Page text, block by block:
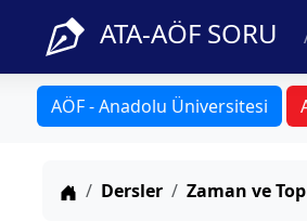
ATA-AÖF SORU
AÖF - Anadolu Üniversitesi
Anasayfa
Dersler Zaman ve